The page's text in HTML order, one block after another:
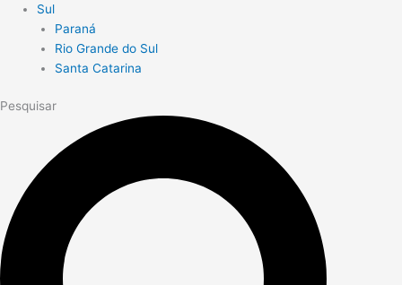
Sul
Paraná
Rio Grande do Sul
Santa Catarina
Pesquisar